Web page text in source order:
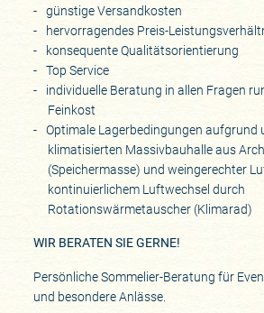
günstige Versandkosten
hervorragendes Preis-
konsequente Qualitätsorientierung
Top Service
individuelle Beratung in allen Fragen
Feinkost
Optimale Lagerbedingungen aufgrund
klimatisierten Massivbauhalle aus
(Speichermasse) und weingerechter
kontinuierlichem Luftwechsel durch
Rotationswärmetauscher (Klimarad)
WIR BERATEN SIE GERNE!
Persönliche Sommelier-Beratung für
und besondere Anlässe.